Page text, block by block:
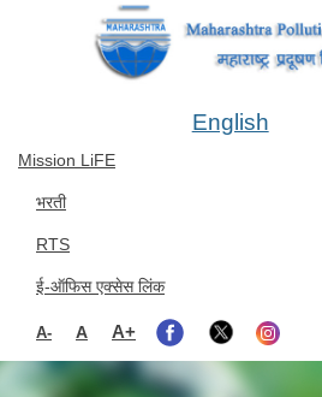
Mission LiFE
भरती
RTS
ई-ऑफिस एक्सेस लिंक
A- A A+
English